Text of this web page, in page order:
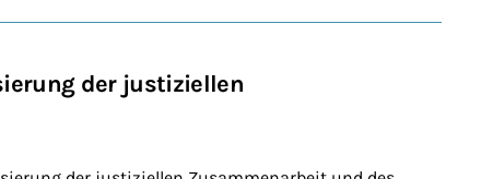
der justiziellen